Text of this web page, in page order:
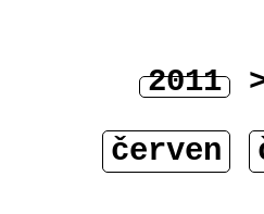
2011
červen